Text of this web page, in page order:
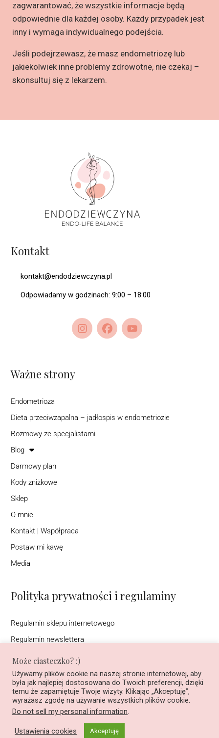
zagwarantować, że wszystkie informacje będą
odpowiednie dla każdej osoby. Każdy przypadek jest
inny i wymaga indywidualnego podejścia.
Jeśli podejrzewasz, że masz endometriozę lub
jakiekolwiek inne problemy zdrowotne, nie czekaj –
skonsultuj się z lekarzem.
Kontakt
kontakt@endodziewczyna.pl
Odpowiadamy w godzinach: 9:00 – 18:00
Ważne strony
Endometrioza
Dieta przeciwzapalna – jadłospis w endometriozie
Rozmowy ze specjalistami
Blog
Darmowy plan
Kody zniżkowe
Sklep
O mnie
Kontakt | Współpraca
Postaw mi kawę
Media
Polityka prywatności i regulaminy
Regulamin sklepu internetowego
Regulamin newslettera
Warunki korzystania ze strony interentowej (DSA)
Polityka prywatności
Regulamin konkursu na Instagramie pod nazwą ”Podziel się
historią, wygraj książkę”
2020-2025 Copyright© Wszelkie prawa zastrzeżone.
Może ciasteczko? :)
Używamy plików cookie na naszej stronie internetowej, aby
była jak najlepiej dostosowana do Twoich preferencji, dzięki
temu że zapamiętuje Twoje wizyty. Klikając „Akceptuję”,
wyrażasz zgodę na używanie wszystkich plików cookie.
Do not sell my personal information.
Ustawienia cookies Akceptuję